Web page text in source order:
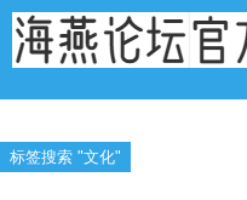
标签搜索 "文化"